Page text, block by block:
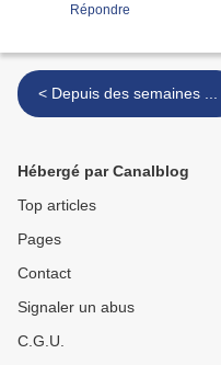
Répondre
< Depuis des semaines ...
Hébergé par Canalblog
Top articles
Pages
Contact
Signaler un abus
C.G.U.